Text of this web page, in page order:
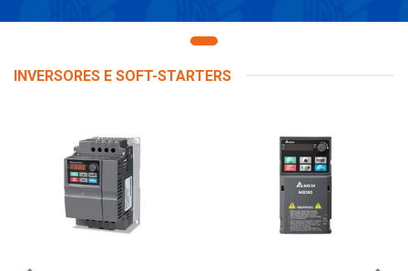
INVERSORES E SOFT-STARTERS